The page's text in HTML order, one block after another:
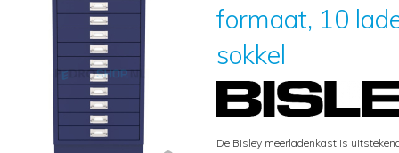
formaat, 10
sokkel
De Bisley meerladenkast is